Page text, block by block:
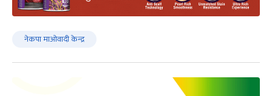
नेकपा माओवादी केन्द्र